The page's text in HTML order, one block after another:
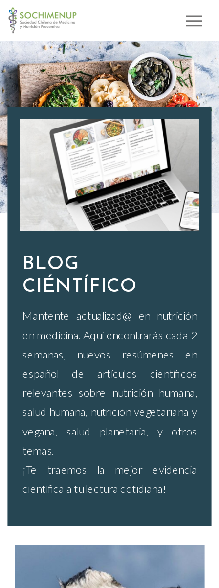
Mantente actualizad@ en nutrición
en medicina. Aquí encontrarás cada 2
semanas, nuevos resúmenes en
español de artículos científicos
relevantes sobre nutrición humana,
salud humana, nutrición vegetariana y
vegana, salud planetaria, y otros
temas.
¡Te traemos la mejor evidencia
científica a tu lectura cotidiana!
BLOG
CIÉNTÍFICO